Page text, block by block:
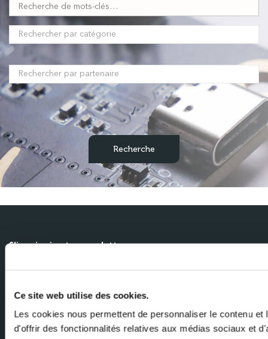
Ce site web utilise des cookies.
Les cookies nous permettent de personnaliser le contenu et
d'offrir des fonctionnalités relatives aux médias sociaux et
/
S'inscrire à notre newsletter
boîte de réception